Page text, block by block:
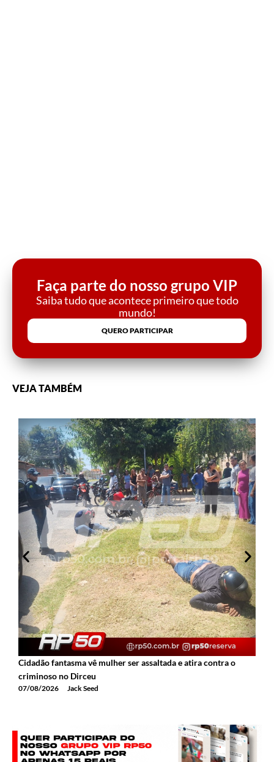
Faça parte do nosso grupo VIP
Saiba tudo que acontece primeiro que todo
mundo!
QUERO PARTICIPAR
VEJA TAMBÉM
Cidadão fantasma vê mulher ser assaltada e atira contra o
criminoso no Dirceu
07/08/2026 Jack Seed